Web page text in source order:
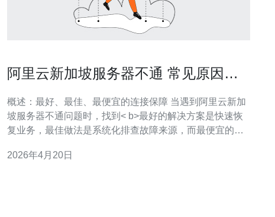
阿里云新加坡服务器不通 常见原因与
概述：最好、最佳、最便宜的连接保障 当遇到阿里云新加
坡服务器不通问题时，找到< b>最好的解决方案是快速恢
复业务，最佳做法是系统化排查故障来源，而最便宜的方
单。 常见故障分类 服务器不通大致可分为网络层、云资源
2026年4月20日